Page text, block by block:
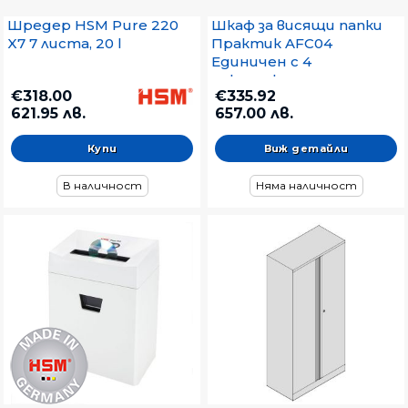
Шредер HSM Pure 220
X7 7 листа, 20 l
€318.00
621.95 лв.
В наличност
Шкаф за висящи папки
Практик AFC04
Единичен с 4
чекмеджета,
46.6x63.1x133 cm, Сив
€335.92
657.00 лв.
Виж детайли
Няма наличност